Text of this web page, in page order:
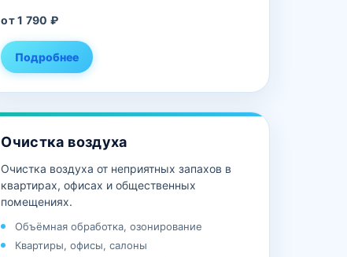
от 1 790 ₽
Подробнее
Очистка воздуха
Очистка воздуха от неприятных запахов в
квартирах, офисах и общественных
помещениях.
Объёмная обработка, озонирование
Квартиры, офисы, салоны